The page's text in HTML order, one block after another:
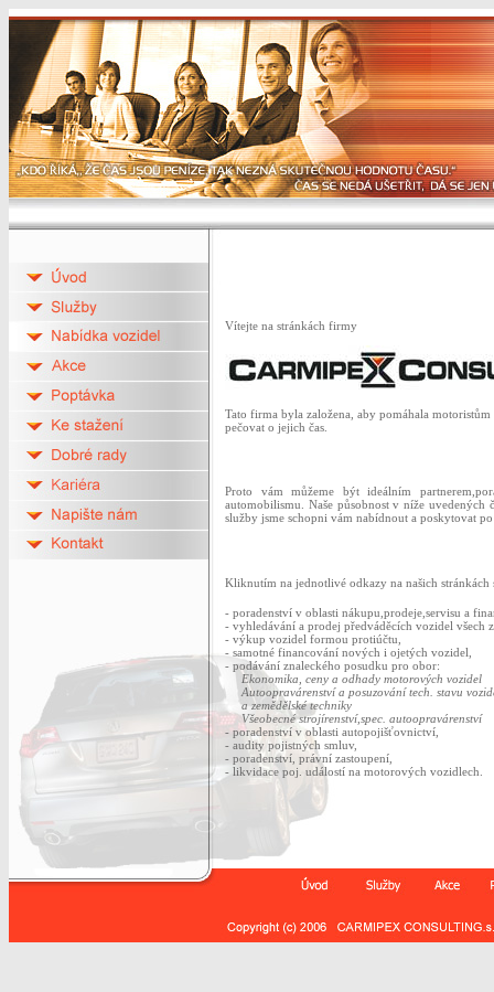
Vítejte na stránkách firmy
Tato firma byla založena, aby pomáhala
pečovat o jejich čas.
Proto vám můžeme být ideálním
automobilismu. Naše působnost v níže uvedených
služby jsme schopni vám nabídnout a poskytovat
Kliknutím na jednotlivé odkazy na našich stránkách
- poradenství v oblasti nákupu,prodeje,servisu a
- vyhledávání a prodej předváděcích vozidel všech
- výkup vozidel formou protiúčtu,
- samotné financování nových i ojetých vozidel,
- podávání znaleckého posudku pro obor:
Ekonomika, ceny a odhady motorových vozidel
Autoopravárenství a posuzování tech. stavu
a zemědělské techniky
Všeobecné strojírenství,spec. autoopravárenství
- poradenství v oblasti autopojišťovnictví,
- audity pojistných smluv,
- poradenství, právní zastoupení,
- likvidace poj. událostí na motorových vozidlech.